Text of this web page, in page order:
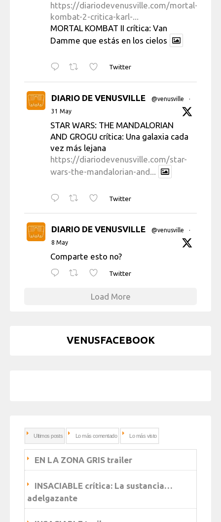
https://diariodevenusville.com/mortal-
kombat-2-critica-karl-...
MORTAL KOMBAT II crítica: Van
Damme que estás en los cielos
Twitter
DIARIO DE VENUSVILLE @venusville
·
31 May
STAR WARS: THE MANDALORIAN
AND GROGU crítica: Una galaxia cada
vez más lejana
https://diariodevenusville.com/star-
wars-the-mandalorian-and...
Twitter
DIARIO DE VENUSVILLE @venusville
·
8 May
Comparte esto no?
Twitter
Load More
VENUSFACEBOOK
Ultimos posts Lo más comentado Lo más visto
EN LA ZONA GRIS trailer
INSACIABLE crítica: La sustancia…
adelgazante